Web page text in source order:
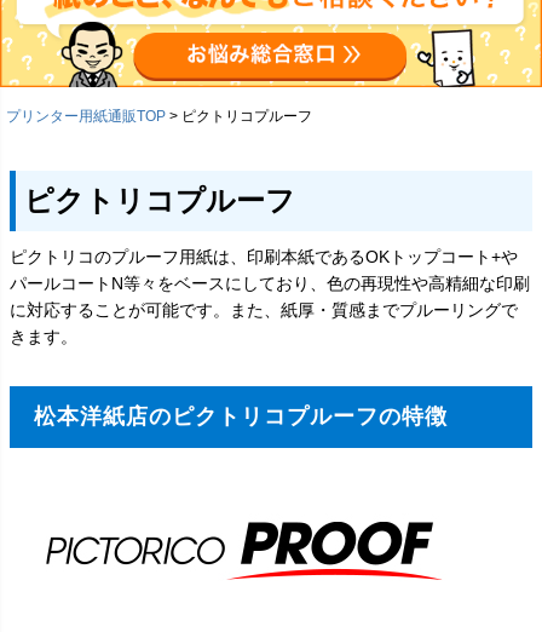
プリンター用紙通販TOP ピクトリコプルーフ
ピクトリコプルーフ
ピクトリコのプルーフ用紙は、印刷本紙であるOKトップコート+や
パールコートN等々をベースにしており、色の再現性や高精細な印刷
に対応することが可能です。また、紙厚・質感までプルーリングで
きます。
松本洋紙店のピクトリコプルーフの特徴